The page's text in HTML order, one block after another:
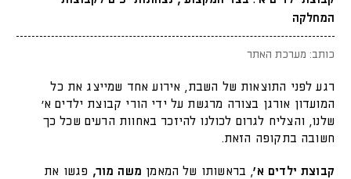
המחלקה
כותב: מערכת האתר
רגע לפני התוצאות של השבת, אירוע אחד שמייצג את כל
המועדון אורגן בצורה מרגשת על ידי הורי קבוצת ילדים א'
שלנו, והצליח לגרום לכולנו להיזכר באחוות הרעים שכל כך
חשובה בתקופה הזאת.
קבוצת ילדים א', בראשותו של המאמן משה מור, פגשו את